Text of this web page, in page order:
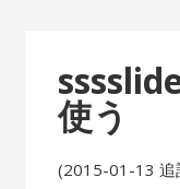
使う
(2015-01-13 追